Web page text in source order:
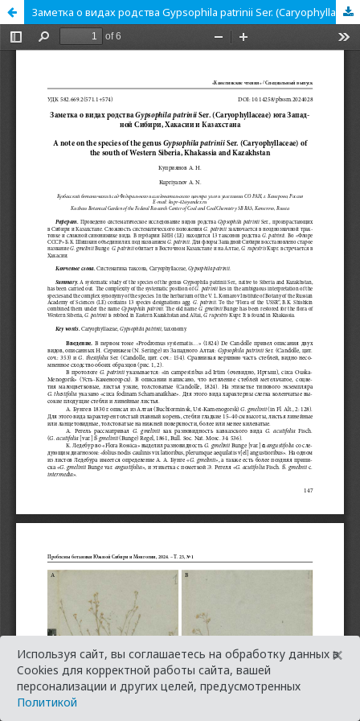
Заметка о видах родства Gypsophila patrinii Ser. (Caryophyllaceae) юга Западной Сибири, Хакасии и Казахстана
Используя сайт, вы соглашаетесь на обработку данных в
Cookies для корректной работы сайта, вашей
персонализации и других целей, предусмотренных
Политикой
×